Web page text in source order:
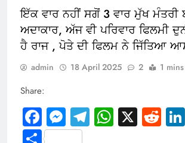
ਇੱਕ ਵਾਰ ਨਹੀਂ ਸਗੋਂ 3 ਵਾਰ ਮੁੱਖ
ਅਦਾਕਾਰ, ਅੱਜ ਵੀ ਪਰਿਵਾਰ ਫਿਲਮੀ
ਹੈ ਰਾਜ , ਪੋਤੇ ਦੀ ਫਿਲਮ ਨੇ ਜਿੱਤਿਆ
admin 18 April 2025 2 1 mins
Share:
Facebook
Messenger
Telegram
X